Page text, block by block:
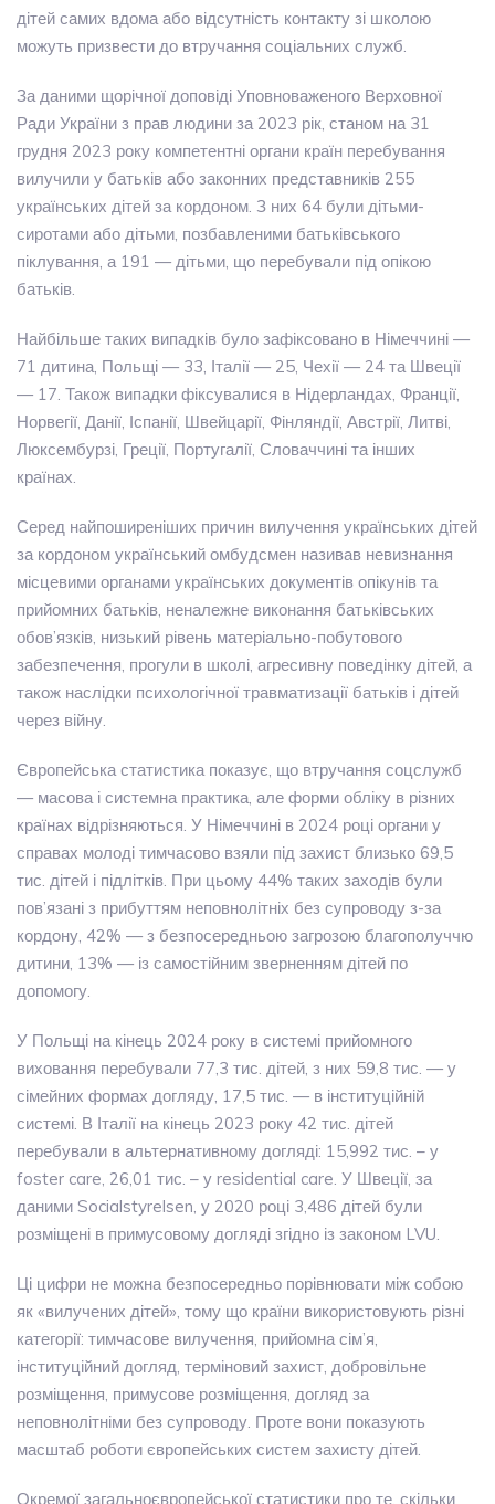
дітей самих вдома або відсутність контакту зі школою
можуть призвести до втручання соціальних служб.
За даними щорічної доповіді Уповноваженого Верховної
Ради України з прав людини за 2023 рік, станом на 31
грудня 2023 року компетентні органи країн перебування
вилучили у батьків або законних представників 255
українських дітей за кордоном. З них 64 були дітьми-
сиротами або дітьми, позбавленими батьківського
піклування, а 191 — дітьми, що перебували під опікою
батьків.
Найбільше таких випадків було зафіксовано в Німеччині —
71 дитина, Польщі — 33, Італії — 25, Чехії — 24 та Швеції
— 17. Також випадки фіксувалися в Нідерландах, Франції,
Норвегії, Данії, Іспанії, Швейцарії, Фінляндії, Австрії, Литві,
Люксембурзі, Греції, Португалії, Словаччині та інших
країнах.
Серед найпоширеніших причин вилучення українських дітей
за кордоном український омбудсмен називав невизнання
місцевими органами українських документів опікунів та
прийомних батьків, неналежне виконання батьківських
обов’язків, низький рівень матеріально-побутового
забезпечення, прогули в школі, агресивну поведінку дітей, а
також наслідки психологічної травматизації батьків і дітей
через війну.
Європейська статистика показує, що втручання соцслужб
— масова і системна практика, але форми обліку в різних
країнах відрізняються. У Німеччині в 2024 році органи у
справах молоді тимчасово взяли під захист близько 69,5
тис. дітей і підлітків. При цьому 44% таких заходів були
пов’язані з прибуттям неповнолітніх без супроводу з-за
кордону, 42% — з безпосередньою загрозою благополуччю
дитини, 13% — із самостійним зверненням дітей по
допомогу.
У Польщі на кінець 2024 року в системі прийомного
виховання перебували 77,3 тис. дітей, з них 59,8 тис. — у
сімейних формах догляду, 17,5 тис. — в інституційній
системі. В Італії на кінець 2023 року 42 тис. дітей
перебували в альтернативному догляді: 15,992 тис. – у
foster care, 26,01 тис. – у residential care. У Швеції, за
даними Socialstyrelsen, у 2020 році 3,486 дітей були
розміщені в примусовому догляді згідно із законом LVU.
Ці цифри не можна безпосередньо порівнювати між собою
як «вилучених дітей», тому що країни використовують різні
категорії: тимчасове вилучення, прийомна сім’я,
інституційний догляд, терміновий захист, добровільне
розміщення, примусове розміщення, догляд за
неповнолітніми без супроводу. Проте вони показують
масштаб роботи європейських систем захисту дітей.
Окремої загальноєвропейської статистики про те, скільки